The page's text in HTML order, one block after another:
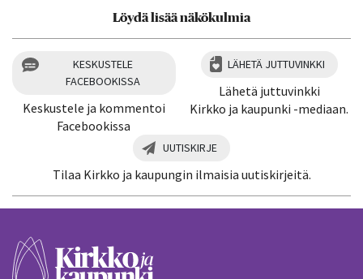
Löydä lisää näkökulmia
KESKUSTELE
FACEBOOKISSA
Keskustele ja kommentoi
Facebookissa
LÄHETÄ JUTTUVINKKI
Lähetä juttuvinkki
Kirkko ja kaupunki -mediaan.
UUTISKIRJE
Tilaa Kirkko ja kaupungin ilmaisia uutiskirjeitä.